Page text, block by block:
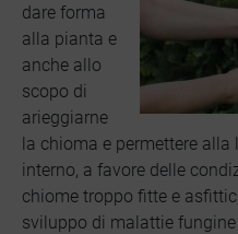
dare forma
alla pianta e
anche allo
scopo di
arieggiarne
la chioma e permettere alla
interno, a favore delle
chiome troppo fitte e
sviluppo di malattie